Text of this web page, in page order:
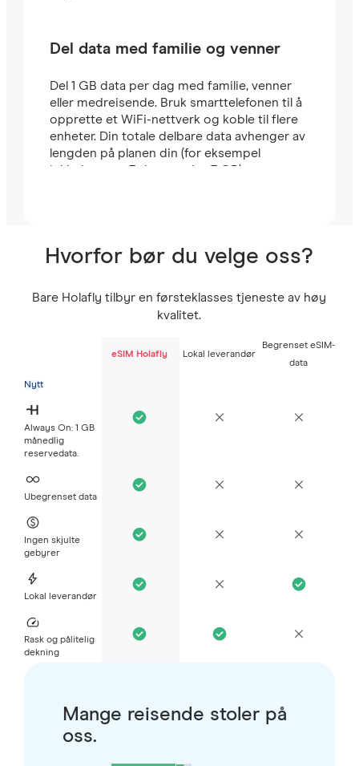
Del data med familie og venner
Del 1 GB data per dag med familie, venner
eller medreisende. Bruk smarttelefonen til å
opprette et WiFi-nettverk og koble til flere
enheter. Din totale delbare data avhenger av
lengden på planen din (for eksempel
inkluderer en 7-dagers plan 7 GB).
Hvorfor bør du velge oss?
Bare Holafly tilbyr en førsteklasses tjeneste av høy
kvalitet.
eSIM Holafly Lokal leverandør
Begrenset eSIM-
data
Nytt
Always On: 1 GB
månedlig
reservedata.
Ubegrenset data
Ingen skjulte
gebyrer
Lokal leverandør
Rask og pålitelig
dekning
Mange reisende stoler på
oss.